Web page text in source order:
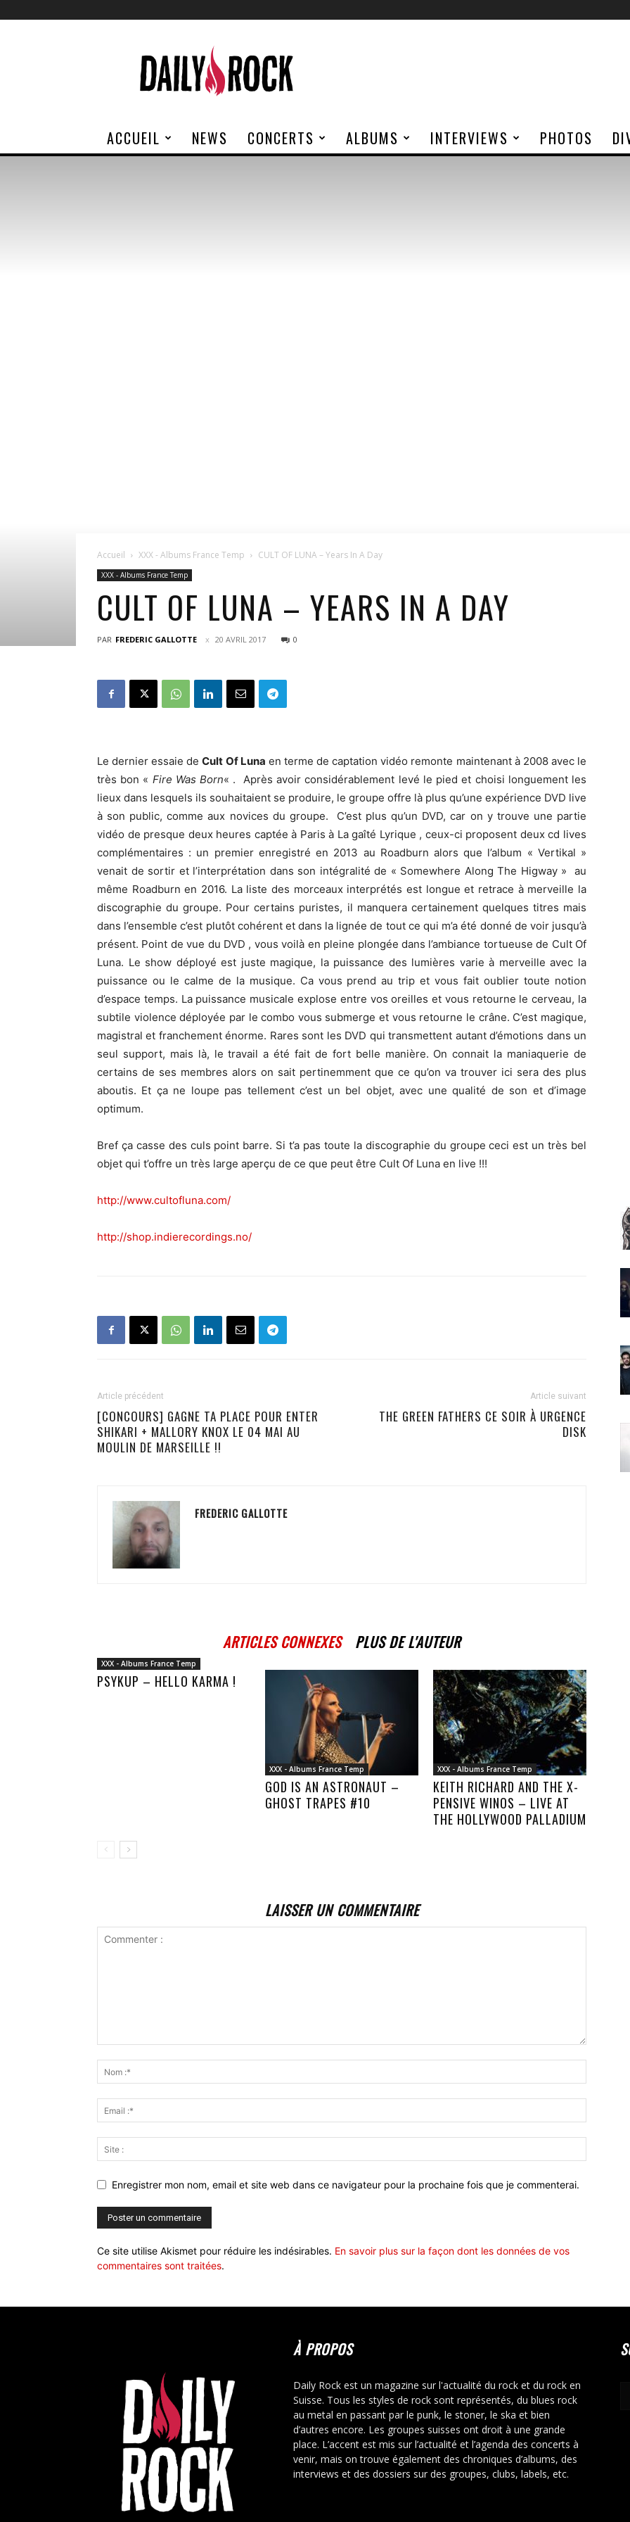
Rock
ACCUEIL NEWS CONCERTS ALBUMS INTERVIEWS PHOTOS
Accueil XXX - Albums France Temp CULT OF LUNA – Years In A Day
XXX - Albums France Temp
CULT OF LUNA – YEARS IN A DAY
PAR FREDERIC GALLOTTE 20 AVRIL 2017 0
Le dernier essaie deCult Of Luna en terme de captation vidéo remonte maintenant à 2008 avec le
très bon « Fire Was Born« . Après avoir considérablement levé le pied et choisi longuement les
lieux dans lesquels ils souhaitaient se produire, le groupe offre là plus qu’une expérience DVD live
à son public, comme aux novices du groupe. C’est plus qu’un DVD, car on y trouve une partie
vidéo de presque deux heures captée à Paris à La gaîté Lyrique , ceux-ci proposent deux cd lives
complémentaires : un premier enregistré en 2013 au Roadburn alors que l’album « Vertikal »
venait de sortir et l’interprétation dans son intégralité de « Somewhere Along The Higway » au
même Roadburn en 2016. La liste des morceaux interprétés est longue et retrace à merveille la
discographie du groupe. Pour certains puristes, il manquera certainement quelques titres mais
dans l’ensemble c’est plutôt cohérent et dans la lignée de tout ce qui m’a été donné de voir jusqu’à
présent. Point de vue du DVD , vous voilà en pleine plongée dans l’ambiance tortueuse de Cult Of
Luna. Le show déployé est juste magique, la puissance des lumières varie à merveille avec la
puissance ou le calme de la musique. Ca vous prend au trip et vous fait oublier toute notion
d’espace temps. La puissance musicale explose entre vos oreilles et vous retourne le cerveau, la
subtile violence déployée par le combo vous submerge et vous retourne le crâne. C’est magique,
magistral et franchement énorme. Rares sont les DVD qui transmettent autant d’émotions dans un
seul support, mais là, le travail a été fait de fort belle manière. On connait la maniaquerie de
certains de ses membres alors on sait pertinemment que ce qu’on va trouver ici sera des plus
aboutis. Et ça ne loupe pas tellement c’est un bel objet, avec une qualité de son et d’image
optimum.
Bref ça casse des culs point barre. Si t’a pas toute la discographie du groupe ceci est un très bel
objet qui t’offre un très large aperçu de ce que peut être Cult Of Luna en live !!!
http://www.cultofluna.com/
http://shop.indierecordings.no/
Article précédent
[CONCOURS] GAGNE TA PLACE POUR ENTER
SHIKARI + MALLORY KNOX LE 04 MAI AU
MOULIN DE MARSEILLE !!
Article suivant
THE GREEN FATHERS CE SOIR À URGENCE
DISK
FREDERIC GALLOTTE
ARTICLES CONNEXES PLUS DE L'AUTEUR
XXX - Albums France Temp
PSYKUP – HELLO KARMA !
XXX - Albums France Temp
GOD IS AN ASTRONAUT –
GHOST TRAPES #10
XXX - Albums France Temp
KEITH RICHARD AND THE X-
PENSIVE WINOS – LIVE AT
THE HOLLYWOOD PALLADIUM
LAISSER UN COMMENTAIRE
Enregistrer mon nom, email et site web dans ce navigateur pour la prochaine fois que je commenterai.
Ce site utilise Akismet pour réduire les indésirables. En savoir plus sur la façon dont les données de vos
commentaires sont traitées.
À PROPOS
Daily Rock est un magazine sur l'actualité du rock et du rock en
Suisse. Tous les styles de rock sont représentés, du blues rock
au metal en passant par le punk, le stoner, le ska et bien
d’autres encore. Les groupes suisses ont droit à une grande
place. L’accent est mis sur l’actualité et l’agenda des concerts à
venir, mais on trouve également des chroniques d’albums, des
interviews et des dossiers sur des groupes, clubs, labels, etc.